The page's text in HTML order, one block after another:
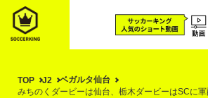
TOP J2
ベガルタ仙台
みちのくダービーは仙台、栃木ダービーはSCに